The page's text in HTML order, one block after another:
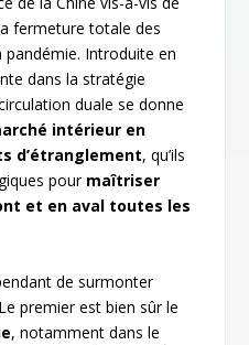
fermeture totale des
Introduite en
dans la stratégie
duale se donne
intérieur en
d’étranglement, qu’ils
pour maîtriser
et en aval toutes les
de surmonter
premier est bien sûr le
, notamment dans le